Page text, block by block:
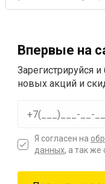
Впервые на
Зарегистрируйся
новых акций и
Я согласен на
данных, а так же